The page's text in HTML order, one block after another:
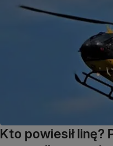
Kto powiesił